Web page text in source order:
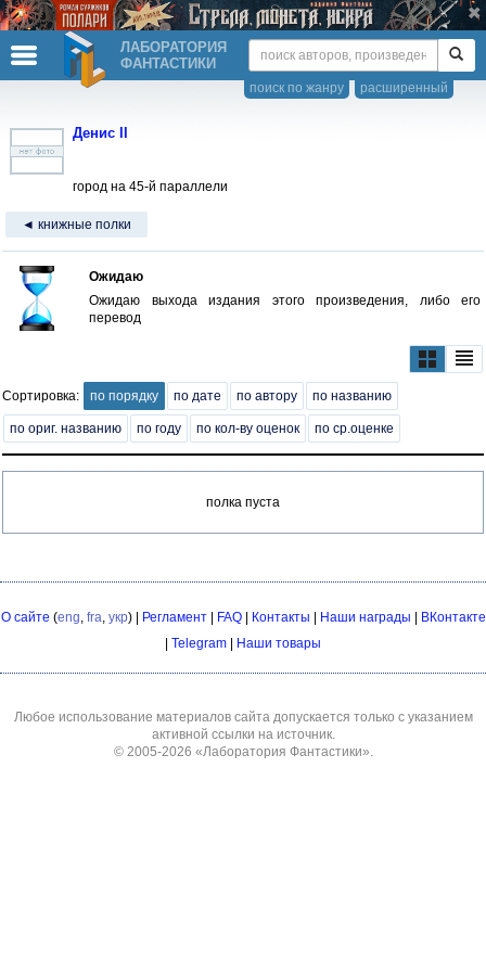
ЛАБОРАТОРИЯ
ФАНТАСТИКИ
расширенный
поиск по жанру
Денис II
город на 45-й параллели
◄ книжные полки
Ожидаю
Ожидаю выхода издания этого произведения, либо его
перевод
Сортировка: по порядку по дате по автору по названию
по ориг. названию по году по кол-ву оценок по ср.оценке
полка пуста
О сайте (eng, fra, укр) | Регламент| FAQ| Контакты Наши награды
ВКонтакте
Telegram Наши товары
Любое использование материалов сайта допускается только с указанием
активной ссылки на источник.
© 2005-2026 «Лаборатория Фантастики».